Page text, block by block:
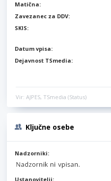
Matična:
Zavezanec za DDV:
SKIS:
Datum vpisa:
Dejavnost TSmedia:
Vir: AJPES, TSmedia (Status)
Ključne osebe
Nadzorniki:
Ustanovitelji: